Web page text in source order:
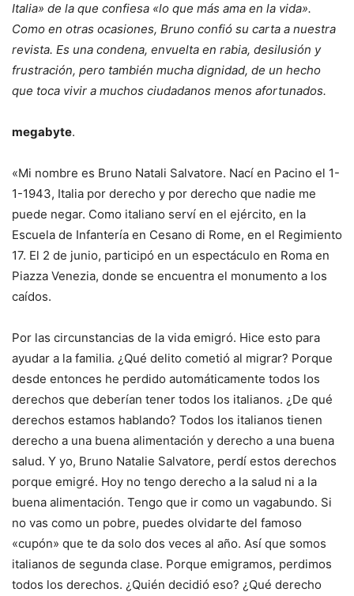
Italia» de la que confiesa «lo que más ama en la vida».
Como en otras ocasiones, Bruno confió su carta a nuestra
revista. Es una condena, envuelta en rabia, desilusión y
frustración, pero también mucha dignidad, de un hecho
que toca vivir a muchos ciudadanos menos afortunados.
megabyte.
«Mi nombre es Bruno Natali Salvatore. Nací en Pacino el 1-
1-1943, Italia por derecho y por derecho que nadie me
puede negar. Como italiano serví en el ejército, en la
Escuela de Infantería en Cesano di Rome, en el Regimiento
17. El 2 de junio, participó en un espectáculo en Roma en
Piazza Venezia, donde se encuentra el monumento a los
caídos.
Por las circunstancias de la vida emigró. Hice esto para
ayudar a la familia. ¿Qué delito cometió al migrar? Porque
desde entonces he perdido automáticamente todos los
derechos que deberían tener todos los italianos. ¿De qué
derechos estamos hablando? Todos los italianos tienen
derecho a una buena alimentación y derecho a una buena
salud. Y yo, Bruno Natalie Salvatore, perdí estos derechos
porque emigré. Hoy no tengo derecho a la salud ni a la
buena alimentación. Tengo que ir como un vagabundo. Si
no vas como un pobre, puedes olvidarte del famoso
«cupón» que te da solo dos veces al año. Así que somos
italianos de segunda clase. Porque emigramos, perdimos
todos los derechos. ¿Quién decidió eso? ¿Qué derecho